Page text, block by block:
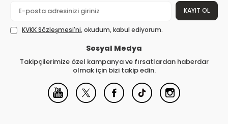
KAYIT OL
KVKK Sözleşmesi'ni, okudum, kabul ediyorum.
Sosyal Medya
Takipçilerimize özel kampanya ve fırsatlardan haberdar
olmak için bizi takip edin.